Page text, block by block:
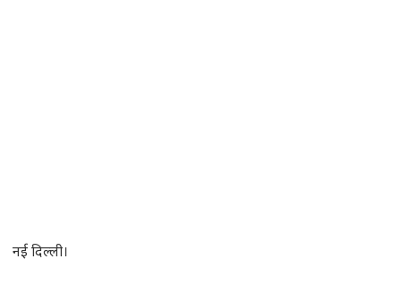
नई दिल्ली।